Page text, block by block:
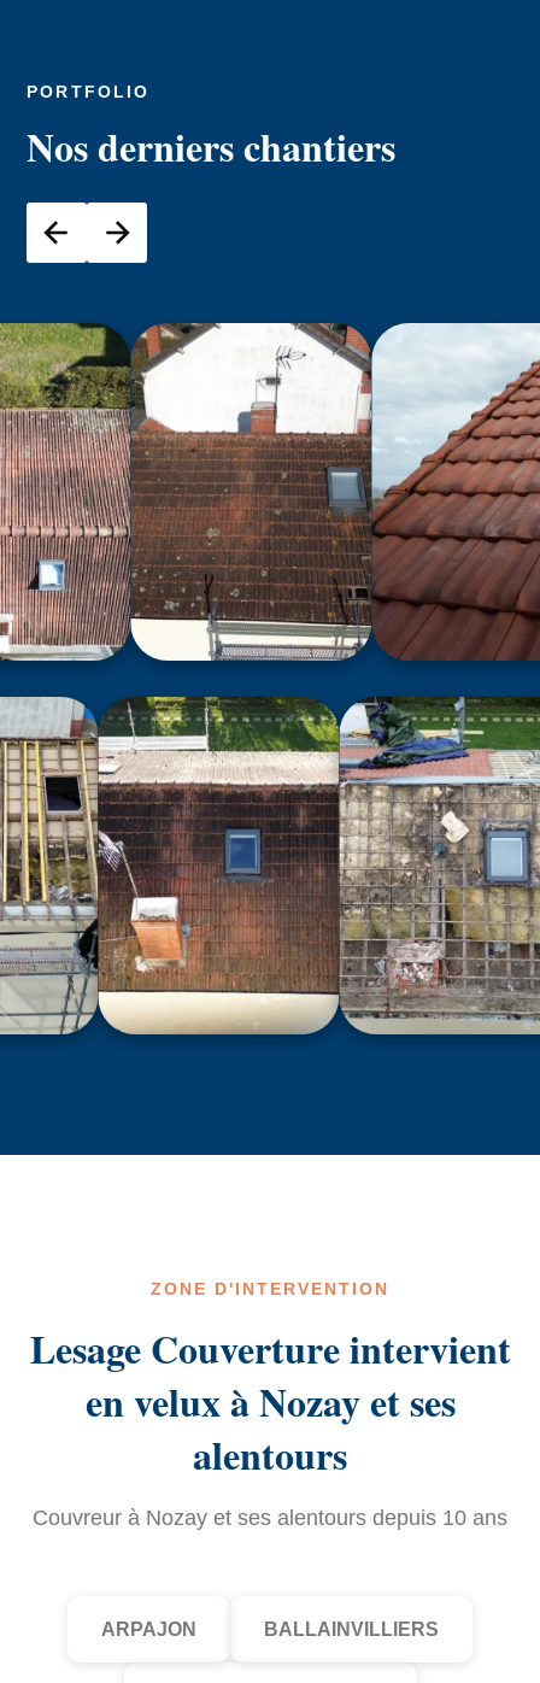
PORTFOLIO
Nos derniers chantiers
ZONE D'INTERVENTION
Lesage Couverture intervient
en velux à Nozay et ses
alentours
Couvreur à Nozay et ses alentours depuis 10 ans
ARPAJON BALLAINVILLIERS